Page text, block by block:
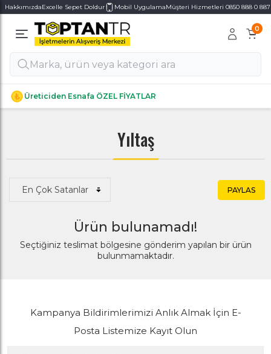
HakkımızdaExcelle Sepet Doldur Mobil UygulamaMüşteri Hizmetleri 0850 888 0 887
0
Üreticiden Esnafa ÖZEL FİYATLAR
Alt Kategoriler
Alt Kategoriler
Yıltaş
PAYLAS
Ürün bulunamadı!
Seçtiğiniz teslimat bölgesine gönderim yapılan bir ürün
bulunmamaktadır.
Kampanya Bildirimlerimizi Anlık Almak İçin E-
Posta Listemize Kayıt Olun